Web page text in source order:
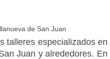
de San Juan
talleres especializados en
Juan y alrededores. En